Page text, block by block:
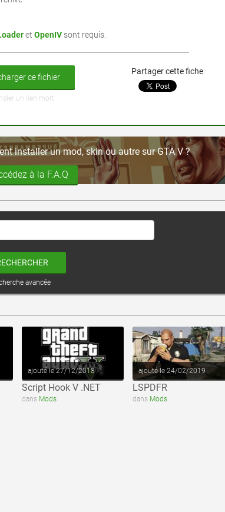
et OpenIV sont requis.
ce fichier
un lien mort
Partager cette fiche
installer un mod, skin ou autre sur GTA V ?
à la F.A.Q
avancée
ajouté le 27/12/2018
Script Hook V .NET
dans Mods
ajouté le 24/02/2019
LSPDFR
dans Mods